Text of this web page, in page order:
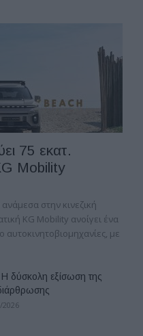
75 εκατ.
Mobility
στην κινεζική
KG Mobility ανοίγει ένα
αυτοκινητοβιομηχανίες, με
δύσκολη εξίσωση της
2026